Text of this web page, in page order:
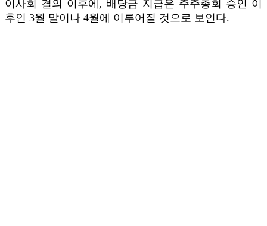
이사회 결의 이후에, 배당금 지급은 주주총회 승인 이
후인 3월 말이나 4월에 이루어질 것으로 보인다.